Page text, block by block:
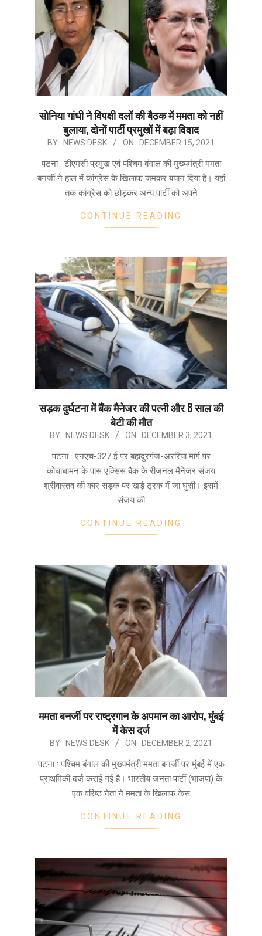
सोनिया गांधी ने विपक्षी दलों की बैठक में ममता को नहीं
बुलाया, दोनों पार्टी प्रमुखों में बढ़ा विवाद
2021-
BY: NEWS DESK ON: DECEMBER 15, 2021
पटना : टीएमसी प्रमुख एवं पश्चिम बंगाल की मुख्यमंत्री ममता
बनर्जी ने हाल में कांग्रेस के खिलाफ जमकर बयान दिया है। यहां
तक कांग्रेस को छोड़कर अन्य पार्टी को अपने
CONTINUE READING
सड़क दुर्घटना में बैंक मैनेजर की पत्नी और 8 साल की
बेटी की मौत
2021-BY: NEWS DESK ON: DECEMBER 3, 2021
पटना : एनएच-327 ई पर बहादुरगंज-अररिया मार्ग पर
कोचाधामन के पास एक्सिस बैंक के रीजनल मैनेजर संजय
श्रीवास्तव की कार सड़क पर खड़े ट्रक में जा घुसी। इसमें
संजय की
CONTINUE READING
ममता बनर्जी पर राष्ट्रगान के अपमान का आरोप, मुंबई
में केस दर्ज
2021-BY: NEWS DESK ON: DECEMBER 2, 2021
पटना : पश्चिम बंगाल की मुख्यमंत्री ममता बनर्जी पर मुंबई में एक
प्राथमिकी दर्ज कराई गई है। भारतीय जनता पार्टी (भाजपा) के
एक वरिष्ठ नेता ने ममता के खिलाफ केस
CONTINUE READING